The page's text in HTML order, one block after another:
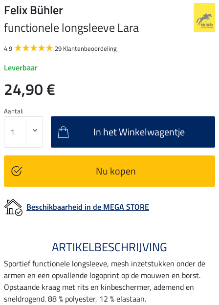
Felix Bühler
functionele longsleeve Lara
4.9 29 Klantenbeoordeling
Leverbaar
24,90 €
Aantal:
In het Winkelwagentje
Nu kopen
Beschikbaarheid in de MEGA STORE
ARTIKELBESCHRIJVING
Sportief functionele longsleeve, mesh inzetstukken onder de
armen en een opvallende logoprint op de mouwen en borst.
Opstaande kraag met rits en kinbeschermer, ademend en
sneldrogend. 88 % polyester, 12 % elastaan.